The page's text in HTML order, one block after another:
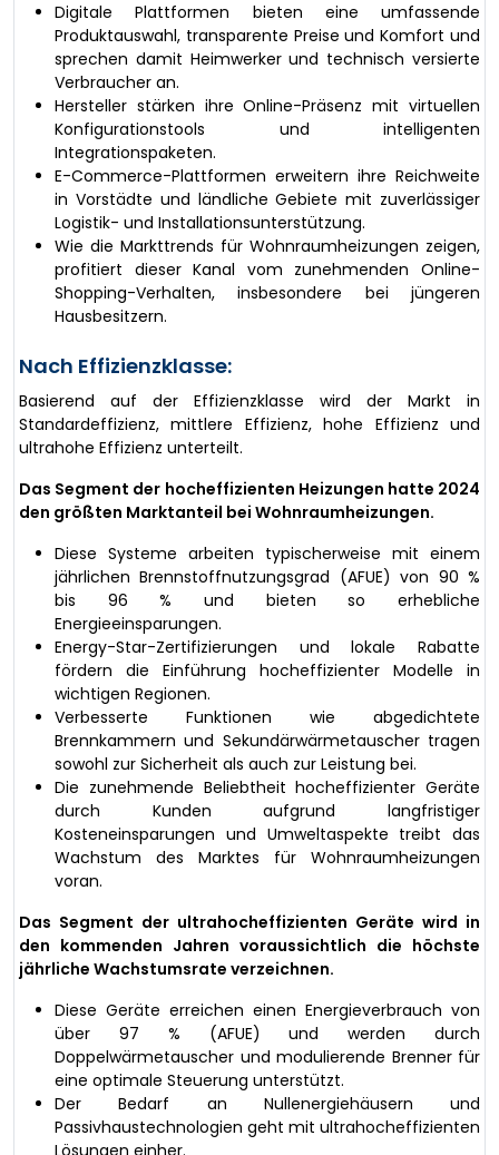
Digitale Plattformen bieten eine umfassende
Produktauswahl, transparente Preise und Komfort und
sprechen damit Heimwerker und technisch versierte
Verbraucher an.
Hersteller stärken ihre Online-Präsenz mit virtuellen
Konfigurationstools und intelligenten
Integrationspaketen.
E-Commerce-Plattformen erweitern ihre Reichweite
in Vorstädte und ländliche Gebiete mit zuverlässiger
Logistik- und Installationsunterstützung.
Wie die Markttrends für Wohnraumheizungen zeigen,
profitiert dieser Kanal vom zunehmenden Online-
Shopping-Verhalten, insbesondere bei jüngeren
Hausbesitzern.
Nach Effizienzklasse:
Basierend auf der Effizienzklasse wird der Markt in
Standardeffizienz, mittlere Effizienz, hohe Effizienz und
ultrahohe Effizienz unterteilt.
Das Segment der hocheffizienten Heizungen hatte 2024
den größten Marktanteil bei Wohnraumheizungen.
Diese Systeme arbeiten typischerweise mit einem
jährlichen Brennstoffnutzungsgrad (AFUE) von 90 %
bis 96 % und bieten so erhebliche
Energieeinsparungen.
Energy-Star-Zertifizierungen und lokale Rabatte
fördern die Einführung hocheffizienter Modelle in
wichtigen Regionen.
Verbesserte Funktionen wie abgedichtete
Brennkammern und Sekundärwärmetauscher tragen
sowohl zur Sicherheit als auch zur Leistung bei.
Die zunehmende Beliebtheit hocheffizienter Geräte
durch Kunden aufgrund langfristiger
Kosteneinsparungen und Umweltaspekte treibt das
Wachstum des Marktes für Wohnraumheizungen
voran.
Das Segment der ultrahocheffizienten Geräte wird in
den kommenden Jahren voraussichtlich die höchste
jährliche Wachstumsrate verzeichnen.
Diese Geräte erreichen einen Energieverbrauch von
über 97 % (AFUE) und werden durch
Doppelwärmetauscher und modulierende Brenner für
eine optimale Steuerung unterstützt.
Der Bedarf an Nullenergiehäusern und
Passivhaustechnologien geht mit ultrahocheffizienten